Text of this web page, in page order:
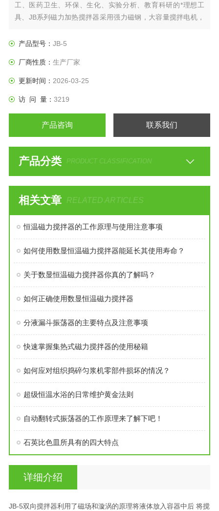
工、医药卫生、环保、生化、实验分析、教育科研的*理想工
具、JB系列磁力加热搅拌器采用强力磁钢，大容量搅拌电机，
油、化工、医药卫生、环保、生化实验室、分析室、教育科研
产品型号： JB-5
厂商性质： 生产厂家
更新时间： 2026-03-25
访 问 量： 3219
产品咨询 联系我们
产品分类 PRODUCT CLASSIFICATION
相关文章 RELATED ARTICLES
恒温磁力搅拌器的工作原理与使用注意事项
如何使用数显恒温磁力搅拌器能延长其使用寿命？
关于数显恒温磁力搅拌器你真的了解吗？
如何正确使用数显恒温磁力搅拌器
分液漏斗振荡器的主要特点及注意事项
快速掌握集热式磁力搅拌器的使用秘籍
如何应对组织捣碎匀浆机零部件损坏的情况？
超级恒温水浴的日常维护黄金法则
自动翻转式振荡器的工作原理来了解下吧！
石英比色皿所具有的四大特点
详细介绍
JB-5双向搅拌器利用了磁场和漩涡的原理将液体放入容器中后 将搅